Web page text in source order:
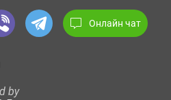
Онлайн чат